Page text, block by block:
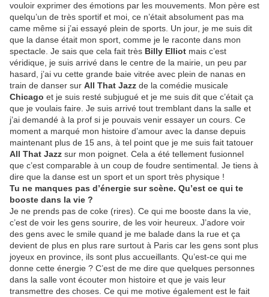
vouloir exprimer des émotions par les mouvements. Mon père est
quelqu’un de très sportif et moi, ce n’était absolument pas ma
came même si j’ai essayé plein de sports. Un jour, je me suis dit
que la danse était mon sport, comme je le raconte dans mon
spectacle. Je sais que cela fait très Billy Elliot mais c’est
véridique, je suis arrivé dans le centre de la mairie, un peu par
hasard, j’ai vu cette grande baie vitrée avec plein de nanas en
train de danser sur All That Jazz de la comédie musicale
Chicago et je suis resté subjugué et je me suis dit que c’était ça
que je voulais faire. Je suis arrivé tout tremblant dans la salle et
j’ai demandé à la prof si je pouvais venir essayer un cours. Ce
moment a marqué mon histoire d’amour avec la danse depuis
maintenant plus de 15 ans, à tel point que je me suis fait tatouer
All That Jazz sur mon poignet. Cela a été tellement fusionnel
que c’est comparable à un coup de foudre sentimental. Je tiens à
dire que la danse est un sport et un sport très physique !
Tu ne manques pas d’énergie sur scène. Qu’est ce qui te
booste dans la vie ?
Je ne prends pas de coke (rires). Ce qui me booste dans la vie,
c’est de voir les gens sourire, de les voir heureux. J’adore voir
des gens avec le smile quand je me balade dans la rue et ça
devient de plus en plus rare surtout à Paris car les gens sont plus
joyeux en province, ils sont plus accueillants. Qu’est-ce qui me
donne cette énergie ? C’est de me dire que quelques personnes
dans la salle vont écouter mon histoire et que je vais leur
transmettre des choses. Ce qui me motive également est le fait